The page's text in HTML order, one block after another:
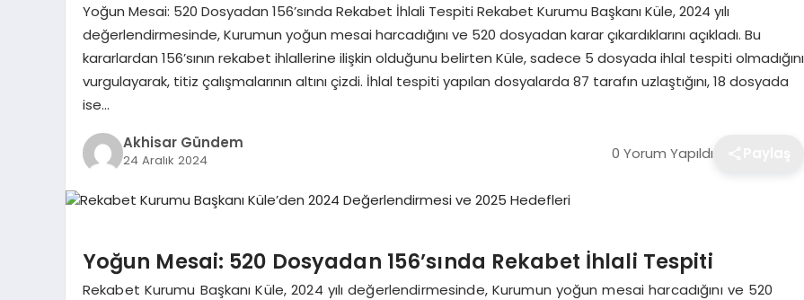
Yoğun Mesai: 520 Dosyadan 156’sında Rekabet İhlali Tespiti Rekabet Kurumu Başkanı Küle, 2024 yılı
değerlendirmesinde, Kurumun yoğun mesai harcadığını ve 520 dosyadan karar çıkardıklarını açıkladı. Bu
kararlardan 156’sının rekabet ihlallerine ilişkin olduğunu belirten Küle, sadece 5 dosyada ihlal tespiti olmadığını
vurgulayarak, titiz çalışmalarının altını çizdi. İhlal tespiti yapılan dosyalarda 87 tarafın uzlaştığını, 18 dosyada
ise…
Akhisar Gündem
24 Aralık 2024 0 Yorum Yapıldı
Yoğun Mesai: 520 Dosyadan 156’sında Rekabet İhlali Tespiti
Rekabet Kurumu Başkanı Küle, 2024 yılı değerlendirmesinde, Kurumun yoğun mesai harcadığını ve 520